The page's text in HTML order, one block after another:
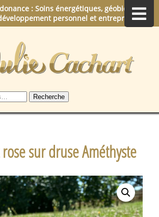
: Soins énergétiques, géobiologie,
personnel et entreprise.
Recherche
sur druse Améthyste